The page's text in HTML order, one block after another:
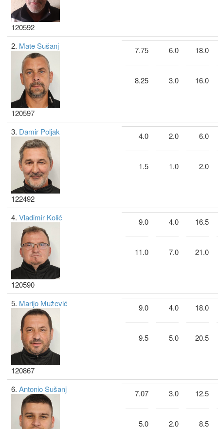
120592
2. Mate Sušanj
120597
7.75
8.25
6.0
3.0
18.0
16.0
3. Damir Poljak
122492
4.0
1.5
2.0
1.0
6.0
2.0
4. Vladimir Kolić
120590
9.0
11.0
4.0
7.0
16.5
21.0
5. Marijo Mužević
120867
9.0
9.5
4.0
5.0
18.0
20.5
6. Antonio Sušanj 7.07
5.0
3.0
2.0
12.5
8.5